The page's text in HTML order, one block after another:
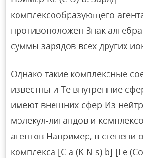
комплексообразующего
противоположен Знак
суммы зарядов всех других
Однако такие комплексные
известны и Те внутренние
имеют внешних сфер Из
молекул-лигандов и
агентов Например, в степени
комплекса [C a (K N s) b] [Fe